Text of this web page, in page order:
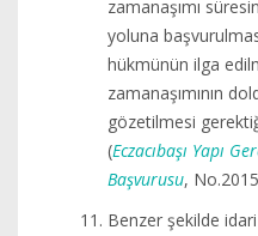
zamanaşımı
yoluna
hükmünün ilga
zamanaşımının
gözetilmesi
(Eczacıbaşı Yapı
Başvurusu,
Benzer şekilde